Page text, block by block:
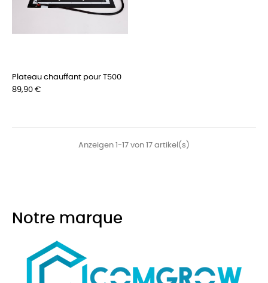
Plateau chauffant pour T500
Preis
89,90 €
Anzeigen 1-17 von 17 artikel(s)
Notre marque